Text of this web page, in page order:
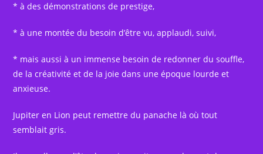
* à des démonstrations de prestige,
* à une montée du besoin d’être vu, applaudi, suivi,
* mais aussi à un immense besoin de redonner du souffle,
de la créativité et de la joie dans une époque lourde et
anxieuse.
Jupiter en Lion peut remettre du panache là où tout
semblait gris.